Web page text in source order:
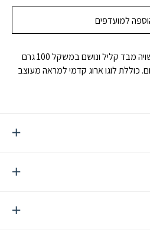
למועדפים
גופייה בגזרת קרופ קלאסית, עשויה מבד קליל ונושם במשקל 100 גרם
כוללת לוגו ארוג קדמי למראה מעוצב
ולאתיקה, המותג מייצר בגדים